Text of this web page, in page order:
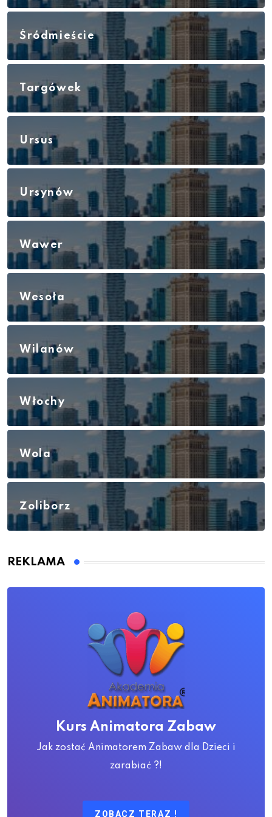
Śródmieście
Targówek
Ursus
Ursynów
Wawer
Wesoła
Wilanów
Włochy
Wola
Żoliborz
REKLAMA
Kurs Animatora Zabaw
Jak zostać Animatorem Zabaw dla Dzieci i
zarabiać ?!
ZOBACZ TERAZ !